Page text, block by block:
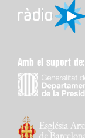
Amb el suport de: